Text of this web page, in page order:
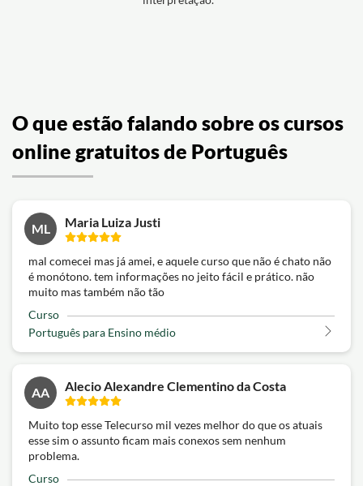
O que estão falando sobre os cursos
online gratuitos de Português
ML Maria Luiza Justi
mal comecei mas já amei, e aquele curso que não é chato não
é monótono. tem informações no jeito fácil e prático. não
muito mas também não tão
Curso
Português para Ensino médio
AA Alecio Alexandre Clementino da Costa
Muito top esse Telecurso mil vezes melhor do que os atuais
esse sim o assunto ficam mais conexos sem nenhum
problema.
Curso